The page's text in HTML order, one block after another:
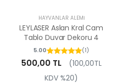
HAYVANLAR ALEMI
LEYLASER Aslan Kral Cam
Tablo Duvar Dekoru 4
5.00 (1)
500,00 TL
(100,00TL
KDV %20)